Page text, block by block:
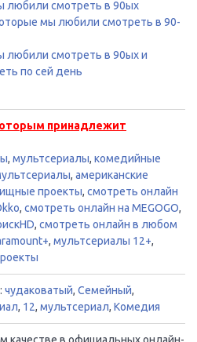
любили смотреть в 90ых
мы любили смотреть в 90-
любили смотреть в 90ых и
по сей день
принадлежит
, мультсериалы, комедийные
, американские
проекты, смотреть онлайн
, смотреть онлайн на MEGOGO,
, смотреть онлайн в любом
, мультсериалы 12+,
чудаковатый, Семейный,
, 12, мультсериал, Комедия
качестве в официальных онлайн-